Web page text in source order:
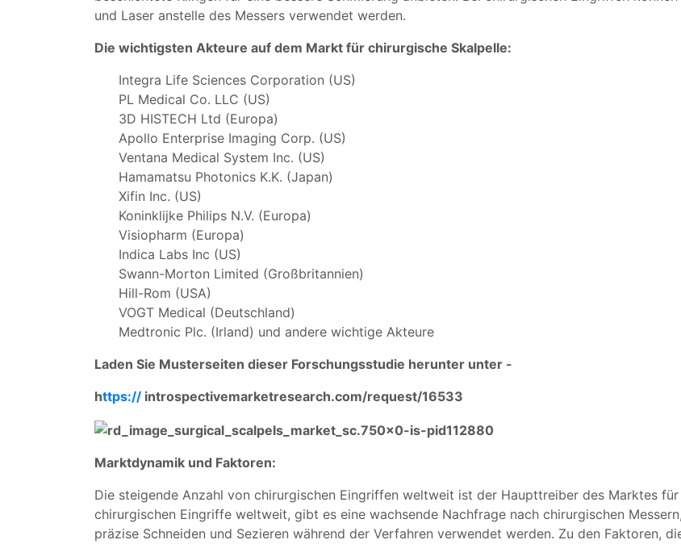
und Laser anstelle des Messers verwendet werden.
Die wichtigsten Akteure auf dem Markt für chirurgische Skalpelle:
Integra Life Sciences Corporation (US)
PL Medical Co. LLC (US)
3D HISTECH Ltd (Europa)
Apollo Enterprise Imaging Corp. (US)
Ventana Medical System Inc. (US)
Hamamatsu Photonics K.K. (Japan)
Xifin Inc. (US)
Koninklijke Philips N.V. (Europa)
Visiopharm (Europa)
Indica Labs Inc (US)
Swann-Morton Limited (Großbritannien)
Hill-Rom (USA)
VOGT Medical (Deutschland)
Medtronic Plc. (Irland) und andere wichtige Akteure
Laden Sie Musterseiten dieser Forschungsstudie herunter unter -
https:// introspectivemarketresearch.com/request/16533
Marktdynamik und Faktoren:
Die steigende Anzahl von chirurgischen Eingriffen weltweit ist der Haupttreiber des Marktes
chirurgischen Eingriffe weltweit, gibt es eine wachsende Nachfrage nach chirurgischen
präzise Schneiden und Sezieren während der Verfahren verwendet werden. Zu den Faktoren,